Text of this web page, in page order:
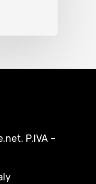
P.IVA –